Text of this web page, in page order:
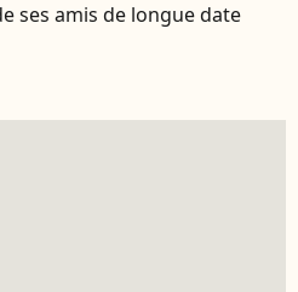
ses amis de longue date